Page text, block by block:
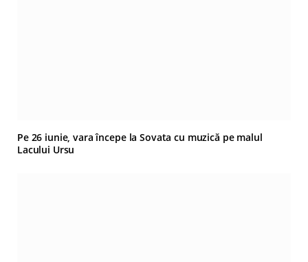
Pe 26 iunie, vara începe la Sovata cu muzică pe malul
Lacului Ursu